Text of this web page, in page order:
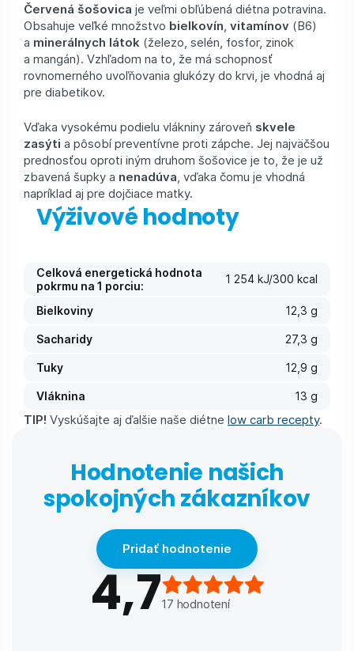
Červená šošovica je veľmi obľúbená diétna potravina.
Obsahuje veľké množstvo bielkovín, vitamínov (B6)
a minerálnych látok (železo, selén, fosfor, zinok
a mangán). Vzhľadom na to, že má schopnosť
rovnomerného uvoľňovania glukózy do krvi, je vhodná aj
pre diabetikov.
Vďaka vysokému podielu vlákniny zároveň skvele
zasýti a pôsobí preventívne proti zápche. Jej najväčšou
prednosťou oproti iným druhom šošovice je to, že je už
zbavená šupky a nenadúva , vďaka čomu je vhodná
napríklad aj pre dojčiace matky.
Výživové hodnoty
Celková energetická hodnota
pokrmu na 1 porciu:
1 254 kJ/300 kcal
Bielkoviny
12,3 g
Sacharidy
27,3 g
Tuky
12,9 g
Vláknina
13 g
TIP! Vyskúšajte aj ďalšie naše diétne low carb recepty.
Hodnotenie našich
spokojných zákazníkov
Pridať hodnotenie
4,717 hodnotení